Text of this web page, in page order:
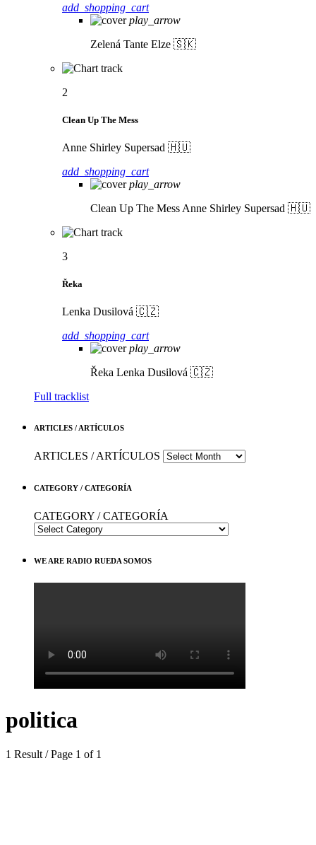
add_shopping_cart
play_arrow
Zelená Tante Elze 🇸🇰
2
Clean Up The Mess
Anne Shirley Supersad 🇭🇺
add_shopping_cart
play_arrow
Clean Up The Mess Anne Shirley Supersad 🇭🇺
3
Řeka
Lenka Dusilová 🇨🇿
add_shopping_cart
play_arrow
Řeka Lenka Dusilová 🇨🇿
Full tracklist
ARTICLES / ARTÍCULOS
ARTICLES / ARTÍCULOS
CATEGORY / CATEGORÍA
CATEGORY / CATEGORÍA
WE ARE RADIO RUEDA SOMOS
politica
1 Result / Page 1 of 1